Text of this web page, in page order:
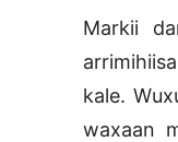
Markii
kale.
waxaan